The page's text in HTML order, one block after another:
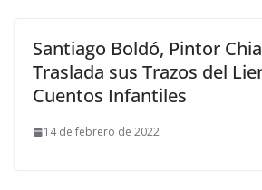
Santiago Boldó, Pintor
Traslada sus Trazos del
Cuentos Infantiles
14 de febrero de 2022